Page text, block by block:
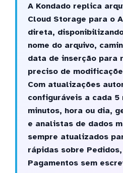
A Kondado replica
Cloud Storage para o
direta,
nome do arquivo,
data de inserção para
preciso de
Com atualizações
configuráveis a cada 5
minutos, hora ou dia,
e analistas de dados
sempre atualizados
rápidas sobre Pedidos,
Pagamentos sem